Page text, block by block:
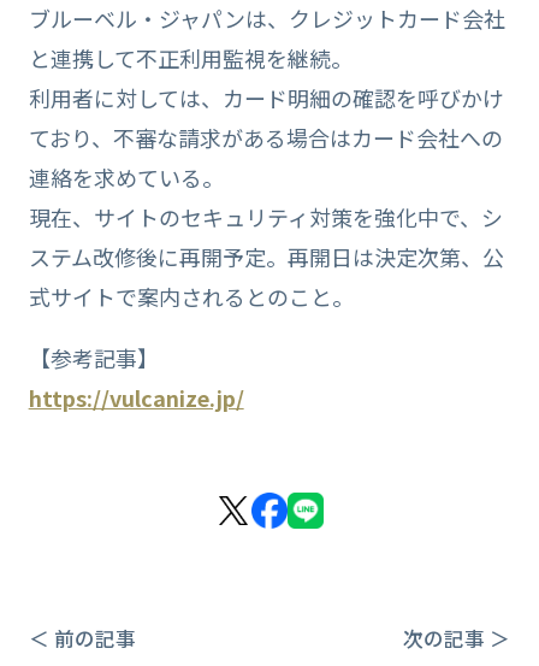
ブルーベル・ジャパンは、クレジットカード会社
と連携して不正利用監視を継続。
利用者に対しては、カード明細の確認を呼びかけ
ており、不審な請求がある場合はカード会社への
連絡を求めている。
現在、サイトのセキュリティ対策を強化中で、シ
ステム改修後に再開予定。再開日は決定次第、公
式サイトで案内されるとのこと。
【参考記事】
https://vulcanize.jp/
＜ 前の記事 次の記事 ＞